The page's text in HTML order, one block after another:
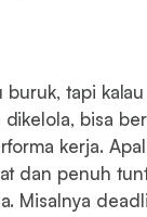
buruk, tapi
bisa
kerja.
dan penuh
Misalnya